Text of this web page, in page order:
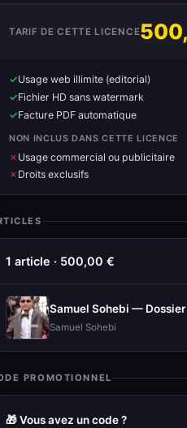
TARIF DE CETTE LICENCE
Usage web illimite (editorial)
Fichier HD sans watermark
Facture PDF automatique
NON INCLUS DANS CETTE LICENCE
Usage commercial ou publicitaire
Droits exclusifs
1 article · 500,00 €
Samuel Sohebi — Dossier
Samuel Sohebi
PROMOTIONNEL
🎁 Vous avez un code ?